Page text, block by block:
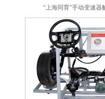
“上海同育”手动变速器